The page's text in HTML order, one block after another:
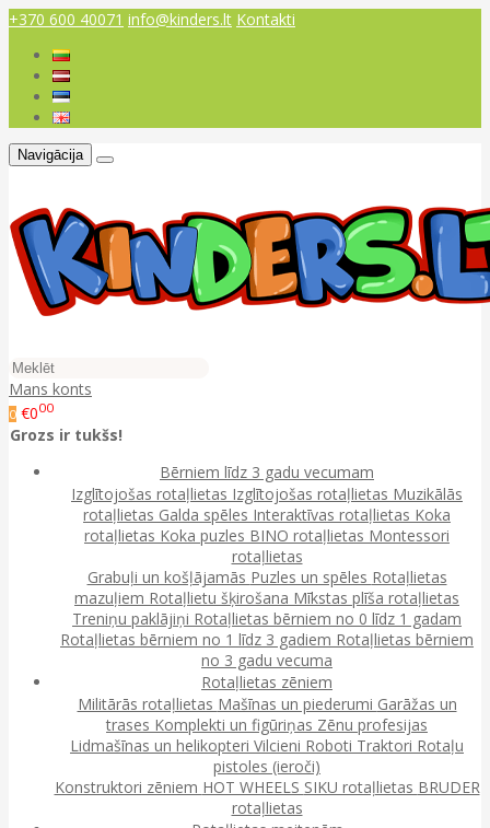
+370 600 40071 info@kinders.lt Kontakti
Navigācija
Mans konts
0 €000
Grozs ir tukšs!
Bērniem līdz 3 gadu vecumam
Izglītojošas rotaļlietas Izglītojošas rotaļlietas Muzikālās
rotaļlietas Galda spēles Interaktīvas rotaļlietas Koka
rotaļlietas Koka puzles BINO rotaļlietas Montessori
rotaļlietas
Grabuļi un košļājamās Puzles un spēles Rotaļlietas
mazuļiem Rotaļlietu šķirošana Mīkstas plīša rotaļlietas
Treniņu paklājiņi Rotaļlietas bērniem no 0 līdz 1 gadam
Rotaļlietas bērniem no 1 līdz 3 gadiem Rotaļlietas bērniem
no 3 gadu vecuma
Rotaļlietas zēniem
Militārās rotaļlietas Mašīnas un piederumi Garāžas un
trases Komplekti un figūriņas Zēnu profesijas
Lidmašīnas un helikopteri Vilcieni Roboti Traktori Rotaļu
pistoles (ieroči)
Konstruktori zēniem HOT WHEELS SIKU rotaļlietas BRUDER
rotaļlietas